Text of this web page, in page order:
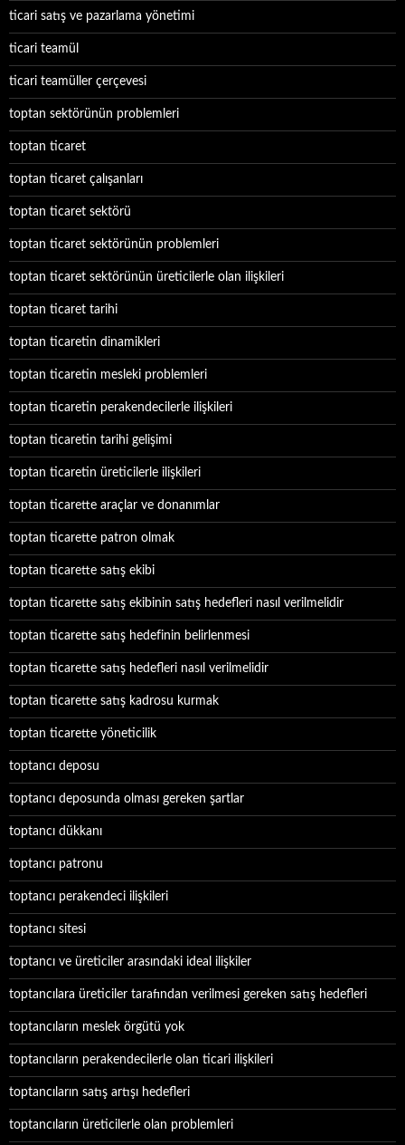
ticari satış ve pazarlama yönetimi
ticari teamül
ticari teamüller çerçevesi
toptan sektörünün problemleri
toptan ticaret
toptan ticaret çalışanları
toptan ticaret sektörü
toptan ticaret sektörünün problemleri
toptan ticaret sektörünün üreticilerle olan ilişkileri
toptan ticaret tarihi
toptan ticaretin dinamikleri
toptan ticaretin mesleki problemleri
toptan ticaretin perakendecilerle ilişkileri
toptan ticaretin tarihi gelişimi
toptan ticaretin üreticilerle ilişkileri
toptan ticarette araçlar ve donanımlar
toptan ticarette patron olmak
toptan ticarette satış ekibi
toptan ticarette satış ekibinin satış hedefleri nasıl verilmelidir
toptan ticarette satış hedefinin belirlenmesi
toptan ticarette satış hedefleri nasıl verilmelidir
toptan ticarette satış kadrosu kurmak
toptan ticarette yöneticilik
toptancı deposu
toptancı deposunda olması gereken şartlar
toptancı dükkanı
toptancı patronu
toptancı perakendeci ilişkileri
toptancı sitesi
toptancı ve üreticiler arasındaki ideal ilişkiler
toptancılara üreticiler tarafından verilmesi gereken satış hedefleri
toptancıların meslek örgütü yok
toptancıların perakendecilerle olan ticari ilişkileri
toptancıların satış artışı hedefleri
toptancıların üreticilerle olan problemleri